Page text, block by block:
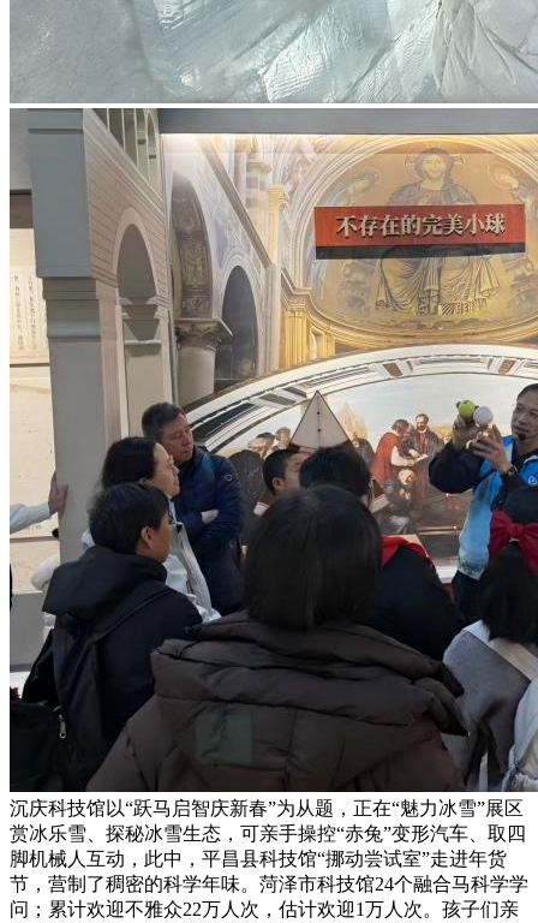
沉庆科技馆以“跃马启智庆新春”为从题，正在“魅力冰雪”展区
赏冰乐雪、探秘冰雪生态，可亲手操控“赤兔”变形汽车、取四
脚机械人互动，此中，平昌县科技馆“挪动尝试室”走进年货
节，营制了稠密的科学年味。菏泽市科技馆24个融合马科学学
问；累计欢迎不雅众22万人次，估计欢迎1万人次。孩子们亲